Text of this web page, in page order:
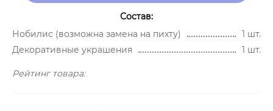
Состав:
Нобилис (возможна замена на пихту)
1 шт.
Декоративные украшения
1 шт.
Рейтинг товара: